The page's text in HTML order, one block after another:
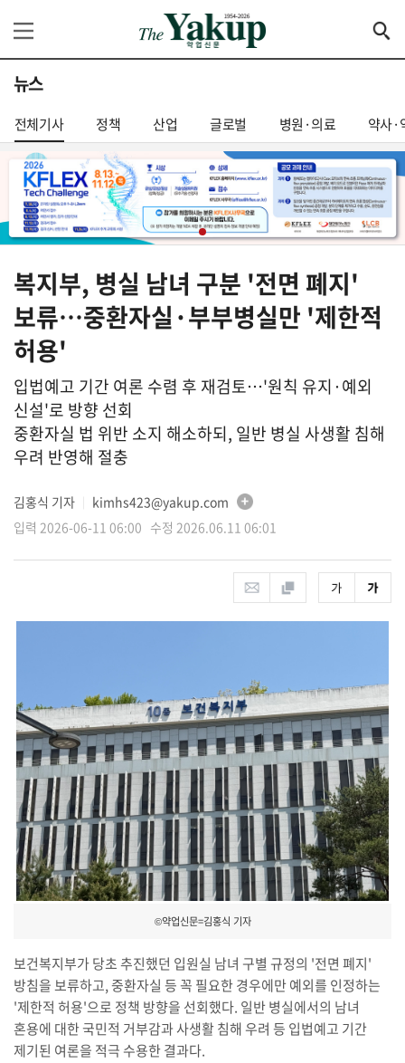
뉴스
전체기사 정책 산업 글로벌 병원·의료 약사·
복지부, 병실 남녀 구분 '전면 폐지'
보류…중환자실·부부병실만 '제한적
허용'
입법예고 기간 여론 수렴 후 재검토…'원칙 유지·예외
신설'로 방향 선회
중환자실 법 위반 소지 해소하되, 일반 병실 사생활 침해
우려 반영해 절충
김홍식 기자
kimhs423@yakup.com
입력 2026-06-11 06:00 수정 2026.06.11 06:01
©약업신문=김홍식 기자
보건복지부가 당초 추진했던 입원실 남녀 구별 규정의 '전면 폐지'
방침을 보류하고, 중환자실 등 꼭 필요한 경우에만 예외를 인정하는
'제한적 허용'으로 정책 방향을 선회했다. 일반 병실에서의 남녀
혼용에 대한 국민적 거부감과 사생활 침해 우려 등 입법예고 기간
제기된 여론을 적극 수용한 결과다.